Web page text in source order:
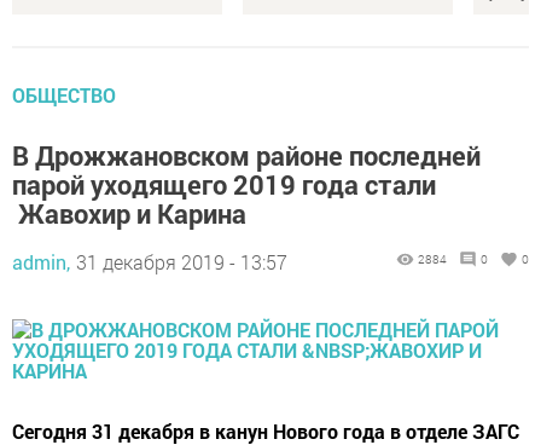
ОБЩЕСТВО
В Дрожжановском районе последней
парой уходящего 2019 года стали
Жавохир и Карина
admin, 31 декабря 2019 - 13:57 2884 0 0
Сегодня 31 декабря в канун Нового года в отделе ЗАГС